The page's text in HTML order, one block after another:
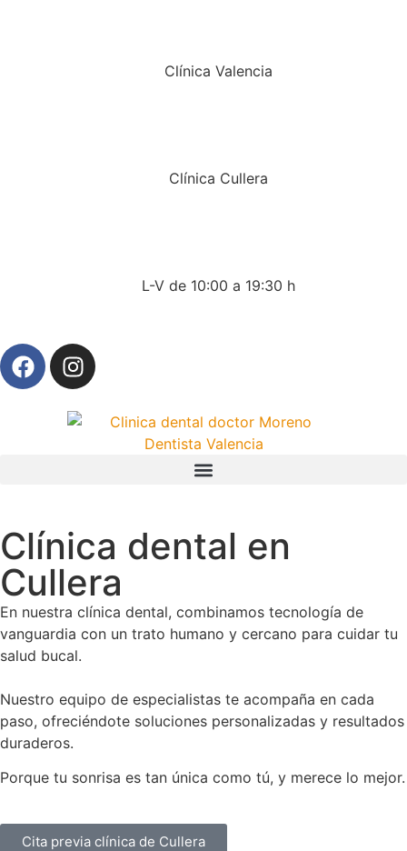
Clínica Valencia
Clínica Cullera
L-V de 10:00 a 19:30 h
Clínica dental en
Cullera
En nuestra clínica dental, combinamos tecnología de
vanguardia con un trato humano y cercano para cuidar tu
salud bucal.
Nuestro equipo de especialistas te acompaña en cada
paso, ofreciéndote soluciones personalizadas y resultados
duraderos.
Porque tu sonrisa es tan única como tú, y merece lo mejor.
Cita previa clínica de Cullera